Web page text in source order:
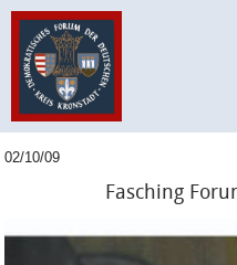
02/10/09
Fasching